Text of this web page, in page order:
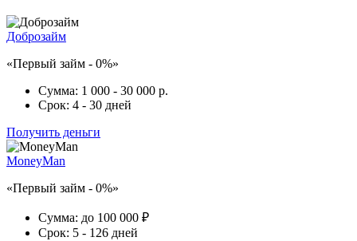
Доброзайм
«Первый займ - 0%»
Сумма: 1 000 - 30 000 р.
Срок: 4 - 30 дней
Получить деньги
MoneyMan
«Первый займ - 0%»
Сумма: до 100 000 ₽
Срок: 5 - 126 дней